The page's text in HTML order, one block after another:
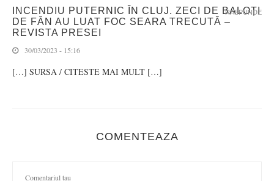
INCENDIU PUTERNIC ÎN CLUJ. ZECI DE BALOȚI
DE FÂN AU LUAT FOC SEARA TRECUTĂ –
REVISTA PRESEI
30/03/2023 - 15:16
[…] SURSA / CITESTE MAI MULT […]
RASPUNDE
COMENTEAZA